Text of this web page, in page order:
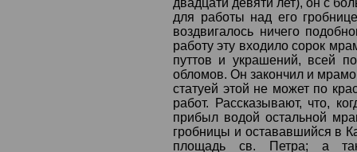
двадцати девяти лет), он с
для работы над его
воздвигалось ничего
работу эту входило сорок
путтов и украшений, всей
обломов. Он закончил и
статуей этой не может по
работ. Рассказывают, что,
прибыл водой остальной
гробницы и остававшийся в
площадь св. Петра; а так